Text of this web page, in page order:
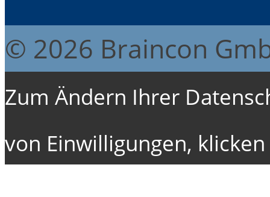
© 2026 Braincon
Zum Ändern Ihrer
von Einwilligungen,